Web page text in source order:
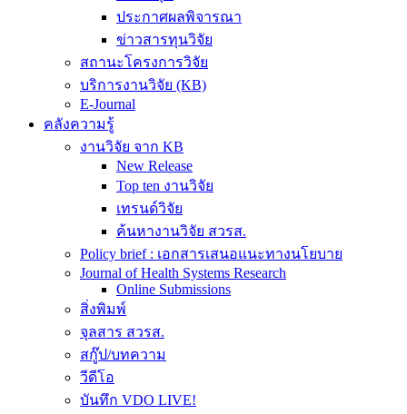
ประกาศผลพิจารณา
ข่าวสารทุนวิจัย
สถานะโครงการวิจัย
บริการงานวิจัย (KB)
E-Journal
คลังความรู้
งานวิจัย จาก KB
New Release
Top ten งานวิจัย
เทรนด์วิจัย
ค้นหางานวิจัย สวรส.
Policy brief : เอกสารเสนอแนะทางนโยบาย
Journal of Health Systems Research
Online Submissions
สิ่งพิมพ์
จุลสาร สวรส.
สกู๊ป/บทความ
วีดีโอ
บันทึก VDO LIVE!